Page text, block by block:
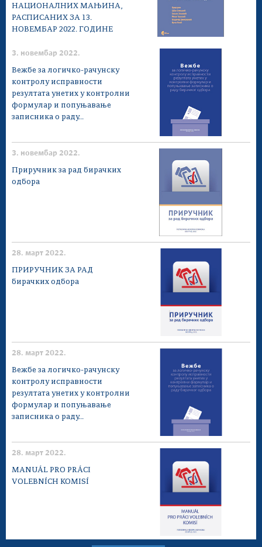
НАЦИОНАЛНИХ МАЊИНА,
РАСПИСАНИХ ЗА 13.
НОВЕМБАР 2022. ГОДИНЕ
3. новембар 2022.
Вежбе за логичко-рачунску
контролу исправности
резултата унетих у контролни
формулар и попуњавање
записника о раду...
3. новембар 2022.
Приручник за рад бирачких
одбора
28. март 2022.
ПРИРУЧНИК ЗА РАД
бирачких одбора
28. март 2022.
Вежбе за логичко-рачунску
контролу исправности
резултата унетих у контролни
формулар и попуњавање
записника о раду...
28. март 2022.
MANUÁL PRO PRÁCI
VOLEBNÍCH KOMISÍ